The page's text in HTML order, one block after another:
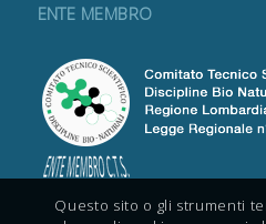
ENTE MEMBRO
Questo sito o gli strumenti